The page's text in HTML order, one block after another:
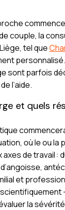
couple, la
tel que
sont parfois
l’aide.
et quels
où le ou la
de travail :
et
la